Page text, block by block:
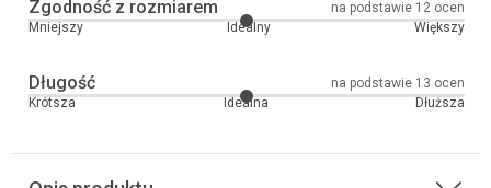
Zgodność z rozmiarem
na podstawie 12 ocen
Mniejszy
Idealny Większy
Długość
na podstawie 13 ocen
Krótsza
Idealna Dłuższa